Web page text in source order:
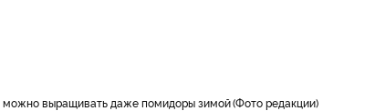
можно выращивать даже помидоры зимой Фото редакции